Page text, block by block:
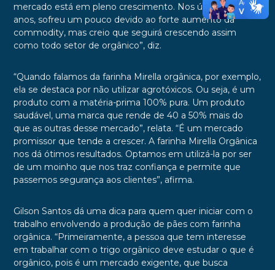
mercado está em pleno crescimento. Nos últimos dois
anos, sofreu um pouco devido ao forte aumento da
commodity, mas creio que seguirá crescendo assim
como todo setor de orgânico”, diz.
“Quando falamos da farinha Mirella orgânica, por exemplo,
ela se destaca por não utilizar agrotóxicos. Ou seja, é um
produto com a matéria-prima 100% pura. Um produto
saudável, uma marca que rende de 40 a 50% mais do
que as outras desse mercado”, relata. “É um mercado
promissor que tende a crescer. A farinha Mirella Orgânica
nos dá ótimos resultados. Optamos em utilizá-la por ser
de um moinho que nos traz confiança e permite que
passemos segurança aos clientes”, afirma.
Gilson Santos dá uma dica para quem quer iniciar com o
trabalho envolvendo a produção de pães com farinha
orgânica. “Primeiramente, a pessoa que tem interesse
em trabalhar com o trigo orgânico deve estudar o que é
orgânico, pois é um mercado exigente, que busca